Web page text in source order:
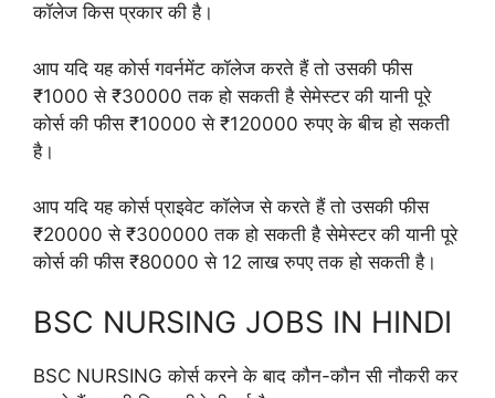
कॉलेज किस प्रकार की है।
आप यदि यह कोर्स गवर्नमेंट कॉलेज करते हैं तो उसकी फीस
₹1000 से ₹30000 तक हो सकती है सेमेस्टर की यानी पूरे
कोर्स की फीस ₹10000 से ₹120000 रुपए के बीच हो सकती
है।
आप यदि यह कोर्स प्राइवेट कॉलेज से करते हैं तो उसकी फीस
₹20000 से ₹300000 तक हो सकती है सेमेस्टर की यानी पूरे
कोर्स की फीस ₹80000 से 12 लाख रुपए तक हो सकती है।
BSC NURSING JOBS IN HINDI
BSC NURSING कोर्स करने के बाद कौन-कौन सी नौकरी कर